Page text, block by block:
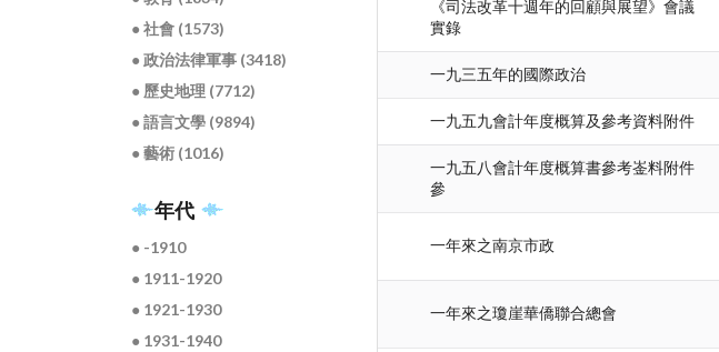
● 社會 (1573)
● 政治法律軍事 (3418)
● 歷史地理 (7712)
● 語言文學 (9894)
● 藝術 (1016)
年代
● -1910
● 1911-1920
● 1921-1930
● 1931-1940
《司法改革十週年的回顧與展望》會議
實錄
一九三五年的國際政治
一九五九會計年度概算及參考資料附件
一九五八會計年度概算書參考崟料附件
參
一年來之南京市政
一年來之瓊崖華僑聯合總會